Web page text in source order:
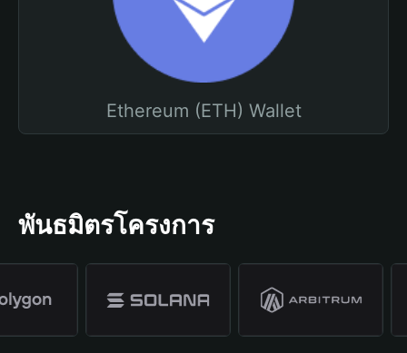
Ethereum (ETH) Wallet
พันธมิตรโครงการ